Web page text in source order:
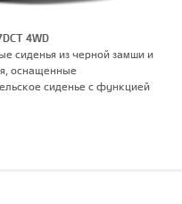
4WD
сиденья из черной замши и
оснащенные
сиденье с функцией